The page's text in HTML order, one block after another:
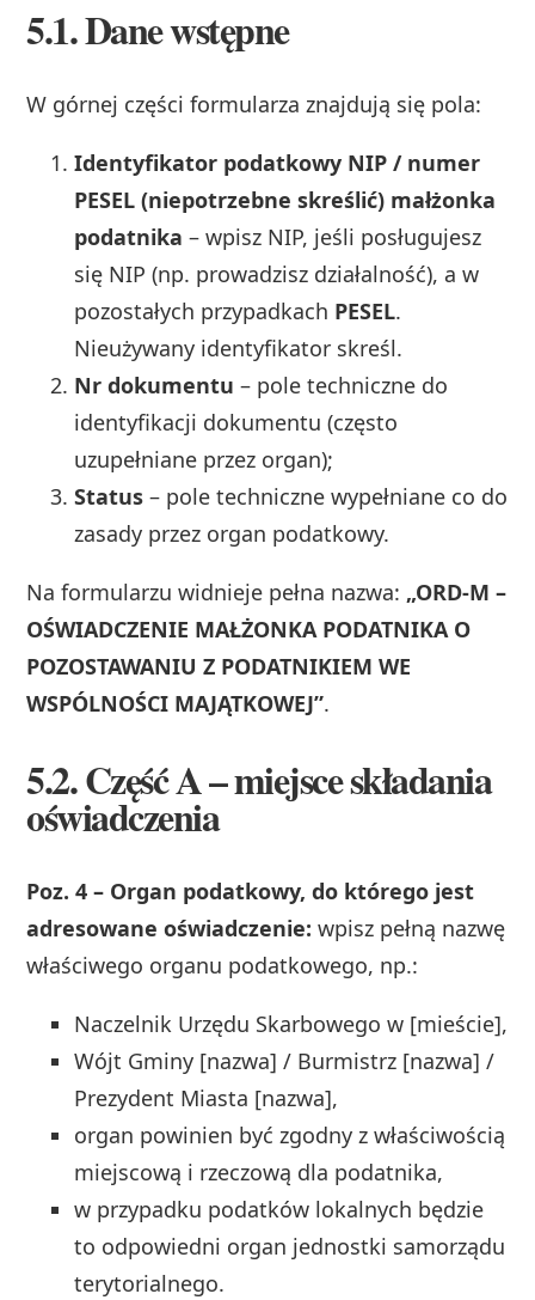
5.1. Dane wstępne
W górnej części formularza znajdują się pola:
Identyfikator podatkowy NIP / numer
PESEL (niepotrzebne skreślić) małżonka
podatnika – wpisz NIP, jeśli posługujesz
się NIP (np. prowadzisz działalność), a w
pozostałych przypadkach PESEL.
Nieużywany identyfikator skreśl.
Nr dokumentu – pole techniczne do
identyfikacji dokumentu (często
uzupełniane przez organ);
Status – pole techniczne wypełniane co do
zasady przez organ podatkowy.
Na formularzu widnieje pełna nazwa: „ORD‑M –
OŚWIADCZENIE MAŁŻONKA PODATNIKA O
POZOSTAWANIU Z PODATNIKIEM WE
WSPÓLNOŚCI MAJĄTKOWEJ”.
5.2. Część A – miejsce składania
oświadczenia
Poz. 4 – Organ podatkowy, do którego jest
adresowane oświadczenie: wpisz pełną nazwę
właściwego organu podatkowego, np.:
Naczelnik Urzędu Skarbowego w [mieście],
Wójt Gminy [nazwa] / Burmistrz [nazwa] /
Prezydent Miasta [nazwa],
organ powinien być zgodny z właściwością
miejscową i rzeczową dla podatnika,
w przypadku podatków lokalnych będzie
to odpowiedni organ jednostki samorządu
terytorialnego.